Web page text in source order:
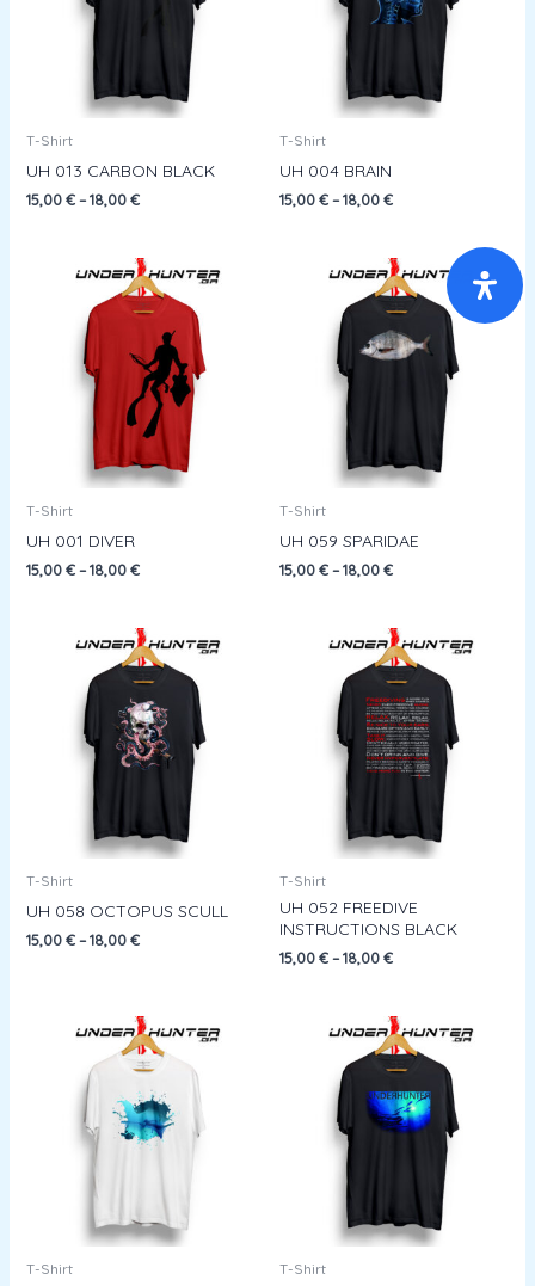
T-Shirt
UH 013 CARBON BLACK
15,00€–18,00€
T-Shirt
UH 004 BRAIN
15,00€–18,00€
T-Shirt
UH 001 DIVER
15,00€–18,00€
T-Shirt
UH 059 SPARIDAE
15,00€–18,00€
T-Shirt
UH 058 OCTOPUS SCULL
15,00€–18,00€
T-Shirt
UH 052 FREEDIVE
INSTRUCTIONS BLACK
15,00€–18,00€
T-Shirt T-Shirt